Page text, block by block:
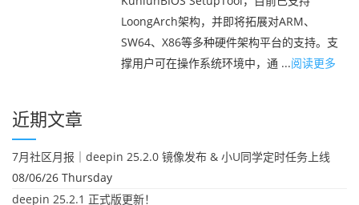
LoongArch架构，并即将拓展对ARM、
SW64、X86等多种硬件架构平台的支持。支
撑用户可在操作系统环境中，通 ...阅读更多
近期文章
7月社区月报｜deepin 25.2.0 镜像发布 & 小U同学定时任务上线
08/06/26 Thursday
deepin 25.2.1 正式版更新！